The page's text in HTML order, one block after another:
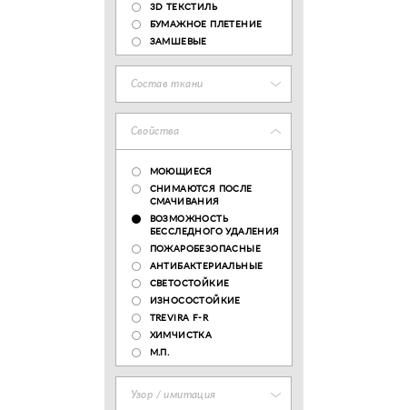
3D ТЕКСТИЛЬ
БУМАЖНОЕ ПЛЕТЕНИЕ
ЗАМШЕВЫЕ
Состав ткани
Свойства
МОЮЩИЕСЯ
СНИМАЮТСЯ ПОСЛЕ
СМАЧИВАНИЯ
ВОЗМОЖНОСТЬ
БЕССЛЕДНОГО УДАЛЕНИЯ
ПОЖАРОБЕЗОПАСНЫЕ
АНТИБАКТЕРИАЛЬНЫЕ
СВЕТОСТОЙКИЕ
ИЗНОСОСТОЙКИЕ
TREVIRA F-R
ХИМЧИСТКА
М.П.
Узор / имитация